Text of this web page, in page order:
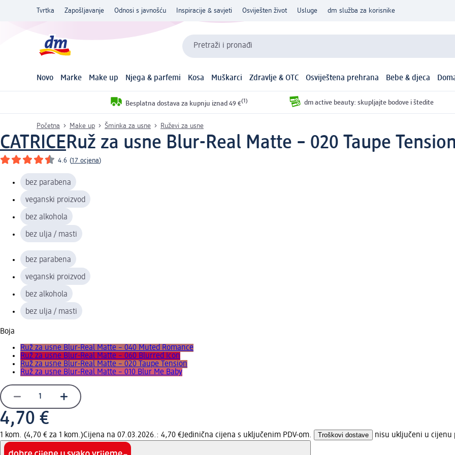
Tvrtka Zapošljavanje Odnosi s javnošću Inspiracije & savjeti Osviješten život Usluge dm služba za korisnike
Pretraži i pronađi
Novo Marke Make up Njega & parfemi Kosa Muškarci Zdravlje & OTC Osviještena prehrana Bebe & djeca
Besplatna dostava za kupnju iznad 49 €(1) dm active beauty: skupljajte bodove i štedite
Početna Make up Šminka za usne Ruževi za usne
CATRICERuž za usne Blur-Real Matte – 020 Taupe
4.6 (17 ocjena)
bez parabena
veganski proizvod
bez alkohola
bez ulja / masti
bez parabena
veganski proizvod
bez alkohola
bez ulja / masti
Boja
Ruž za usne Blur-Real Matte – 040 Muted Romance
Ruž za usne Blur-Real Matte – 060 Blurred Icon
Ruž za usne Blur-Real Matte – 020 Taupe Tension
Ruž za usne Blur-Real Matte – 010 Blur Me Baby
4,70 €
1 kom. (4,70 € za 1 kom.)Cijena na 07.03.2026.: 4,70 €Jedinična cijena s uključenim PDV-om. Troškovi dostave nisu uključeni u cijenu